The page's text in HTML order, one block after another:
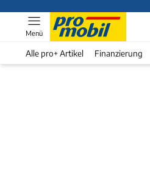
Menü
Alle pro+ Artikel Finanzierung